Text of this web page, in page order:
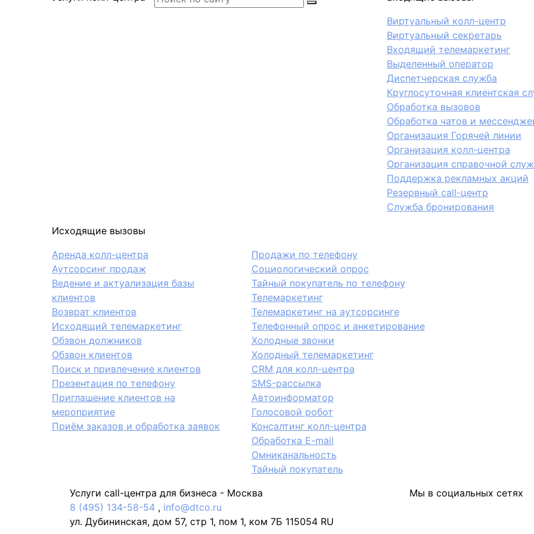
Виртуальный колл-центр
Виртуальный секретарь
Входящий телемаркетинг
Выделенный оператор
Диспетчерская служба
Круглосуточная клиентская
Обработка вызовов
Обработка чатов и
Организация Горячей линии
Организация колл-центра
Организация справочной
Поддержка рекламных акций
Резервный call-центр
Служба бронирования
Исходящие вызовы
Аренда колл-центра
Аутсорсинг продаж
Ведение и актуализация базы
клиентов
Возврат клиентов
Исходящий телемаркетинг
Обзвон должников
Обзвон клиентов
Поиск и привлечение клиентов
Презентация по телефону
Приглашение клиентов на
мероприятие
Приём заказов и обработка заявок
Продажи по телефону
Социологический опрос
Тайный покупатель по телефону
Телемаркетинг
Телемаркетинг на аутсорсинге
Телефонный опрос и анкетирование
Холодные звонки
Холодный телемаркетинг
CRM для колл-центра
SMS-рассылка
Автоинформатор
Голосовой робот
Консалтинг колл-центра
Обработка E-mail
Омниканальность
Тайный покупатель
Услуги call-центра для бизнеса - Москва
8 (495) 134-58-54 , info@dtco.ru
ул. Дубининская, дом 57, стр 1, пом 1, ком 7Б 115054 RU
Мы в социальных сетях